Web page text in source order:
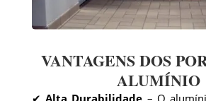
VANTAGENS DOS
ALUMÍNIO
✔Alta Durabilidade – O